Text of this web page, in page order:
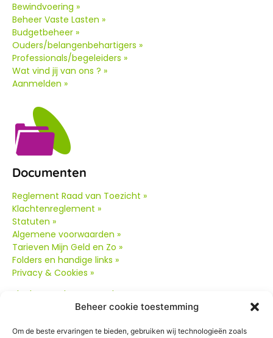
Beheer cookie toestemming
Om de beste ervaringen te bieden, gebruiken wij technologieën zoals
Bewindvoering »
Beheer Vaste Lasten »
Budgetbeheer »
Ouders/belangenbehartigers »
Professionals/begeleiders »
Wat vind jij van ons ? »
Aanmelden »
Documenten
Reglement Raad van Toezicht »
Klachtenreglement »
Statuten »
Algemene voorwaarden »
Tarieven Mijn Geld en Zo »
Folders en handige links »
Privacy & Cookies »
Klachtenreglement oud